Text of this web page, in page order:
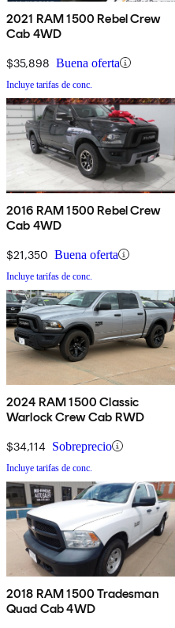
2021 RAM 1500 Rebel Crew
Cab 4WD
$35,898 Buena oferta
Incluye tarifas de conc.
2016 RAM 1500 Rebel Crew
Cab 4WD
$21,350 Buena oferta
Incluye tarifas de conc.
2024 RAM 1500 Classic
Warlock Crew Cab RWD
$34,114 Sobreprecio
Incluye tarifas de conc.
2018 RAM 1500 Tradesman
Quad Cab 4WD